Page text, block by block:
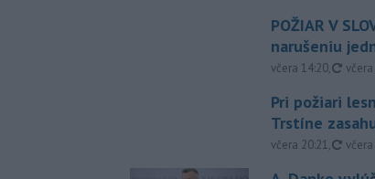
POŽIAR V
narušeniu
včera 14:20,
Pri požiari
Trstíne
včera 20:21,